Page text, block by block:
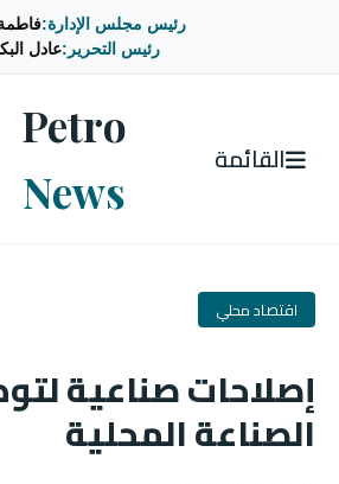
رئيس مجلس الإدارة:فاطمة
رئيس التحرير:عادل
القائمة
Petro
News
اقتصاد محلي
إصلاحات صناعية
الصناعة المحلية